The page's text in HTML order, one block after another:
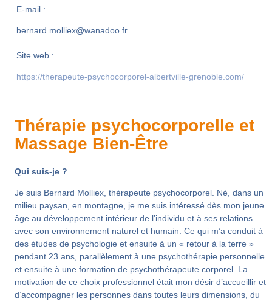
E-mail :
bernard.molliex@wanadoo.fr
Site web :
https://therapeute-psychocorporel-albertville-grenoble.com/
Thérapie psychocorporelle et
Massage Bien-Être
Qui suis-je ?
Je suis Bernard Molliex, thérapeute psychocorporel. Né, dans un
milieu paysan, en montagne, je me suis intéressé dès mon jeune
âge au développement intérieur de l’individu et à ses relations
avec son environnement naturel et humain. Ce qui m’a conduit à
des études de psychologie et ensuite à un « retour à la terre »
pendant 23 ans, parallèlement à une psychothérapie personnelle
et ensuite à une formation de psychothérapeute corporel. La
motivation de ce choix professionnel était mon désir d’accueillir et
d’accompagner les personnes dans toutes leurs dimensions, du